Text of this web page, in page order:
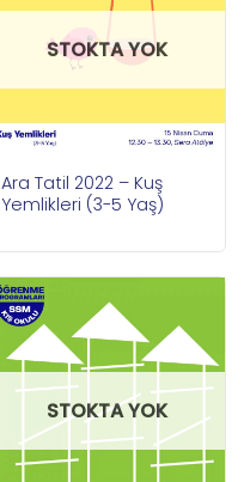
STOKTA YOK
Ara Tatil 2022 – Kuş
Yemlikleri (3-5 Yaş)
STOKTA YOK